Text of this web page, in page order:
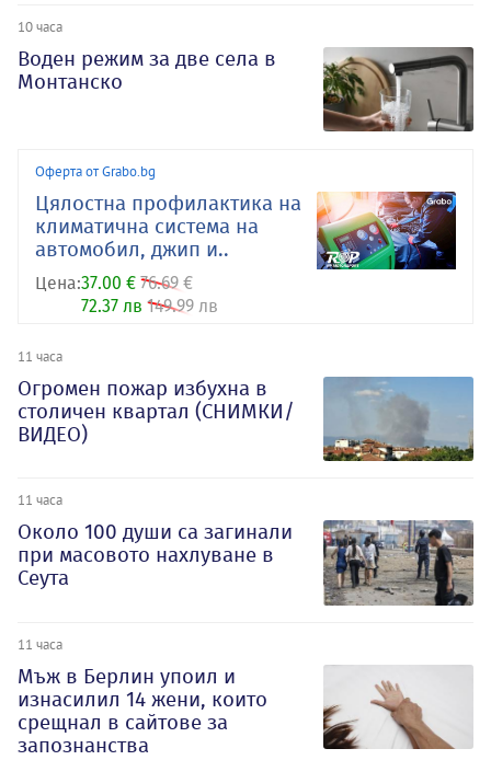
10 часа
Воден режим за две села в
Монтанско
Оферта от Grabo.bg
Цялостна профилактика на
климатична система на
автомобил, джип и..
Цена:37.00 € 76.69 €
72.37 лв 149.99 лв
11 часа
Огромен пожар избухна в
столичен квартал (СНИМКИ/
ВИДЕО)
11 часа
Около 100 души са загинали
при масовото нахлуване в
Сеута
11 часа
Мъж в Берлин упоил и
изнасилил 14 жени, които
срещнал в сайтове за
запознанства